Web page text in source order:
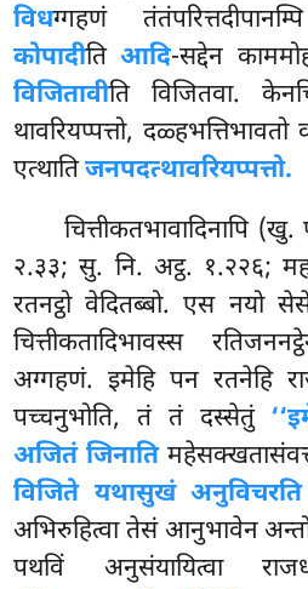
विधग्गहणं
कोपादीतिआदि-सद्देन
विजितावीति विजितवा.
थावरियप्पत्तो,
एत्थातिजनपदत्थावरियप्पत्तो.
चित्तीकतभावादिनापि
२.३३; सु. नि. अट्ठ. १.२२६;
रतनट्ठो वेदितब्बो. एस नयो
चित्तीकतादिभावस्स
अग्गहणं. इमेहि पन रतनेहि
पच्चनुभोति, तं तं दस्सेतुं
अजितं जिनाति
विजिते यथासुखं अनुविचरति
अभिरुहित्वा तेसं आनुभावेन
पथविं अनुसंयायित्वा